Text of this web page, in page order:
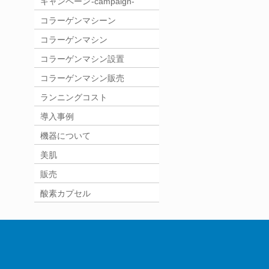
コラーゲンマシーン
コラーゲンマシン
コラーゲンマシン設置
コラーゲンマシン販売
ランニングコスト
導入事例
機器について
美肌
販売
酸素カプセル